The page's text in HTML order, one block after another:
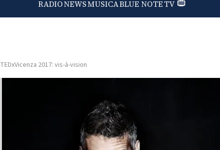
RADIONEWSMUSICABLUE NOTETV
TEDxVicenza 2017: vis-à-vision